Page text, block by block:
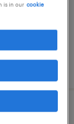
メーカー
is in our cookie